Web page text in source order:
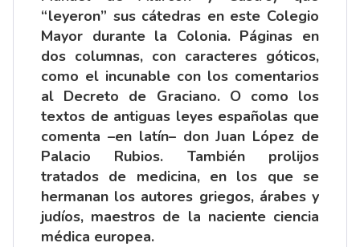
“leyeron” sus cátedras en este Colegio
Mayor durante la Colonia. Páginas en
dos columnas, con caracteres góticos,
como el incunable con los comentarios
al Decreto de Graciano. O como los
textos de antiguas leyes españolas que
comenta –en latín– don Juan López de
Palacio Rubios. También prolijos
tratados de medicina, en los que se
hermanan los autores griegos, árabes y
judíos, maestros de la naciente ciencia
médica europea.